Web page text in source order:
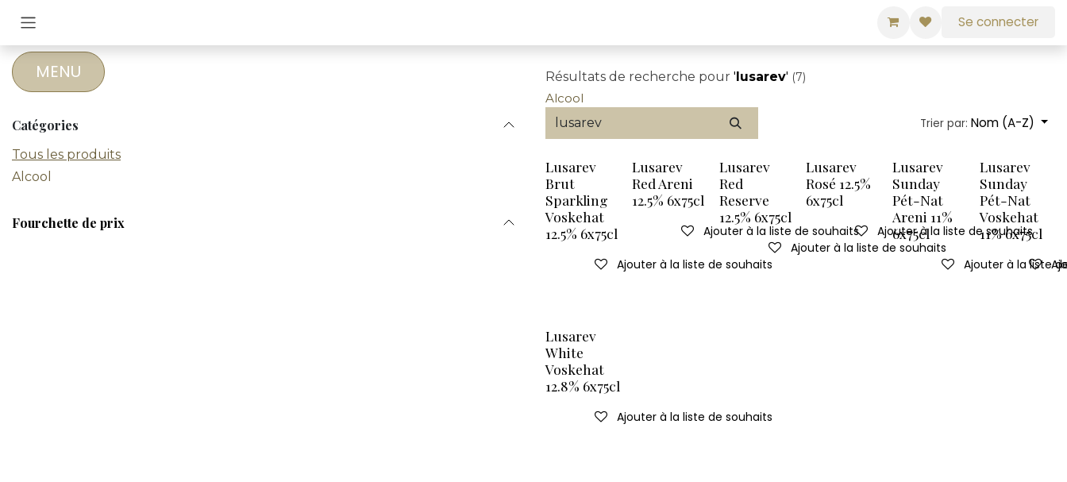
Se connecter
MENU
Catégories
Tous les produits
Alcool
Fourchette de prix
Résultats de recherche pour 'lusarev' (7)
Alcool
Trier par: Nom (A-Z)
Lusarev
Brut
Sparkling
Voskehat
12.5% 6x75cl
Ajouter à la liste de souhaits
Lusarev
Red Areni
12.5% 6x75cl
Ajouter à la liste de souhaits
Lusarev
Red
Reserve
12.5% 6x75cl
Ajouter à la liste de souhaits
Lusarev
Rosé 12.5%
6x75cl
Ajouter à la liste de souhaits
Lusarev
Sunday
Pét-Nat
Areni 11%
6x75cl
Ajouter à la liste
Lusarev
Sunday
Pét-Nat
Voskehat
11% 6x75cl
Lusarev
White
Voskehat
12.8% 6x75cl
Ajouter à la liste de souhaits